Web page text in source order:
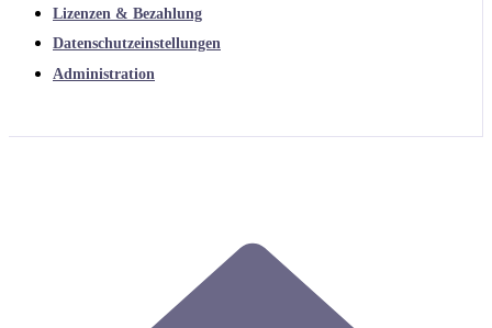
Lizenzen & Bezahlung
Datenschutzeinstellungen
Administration